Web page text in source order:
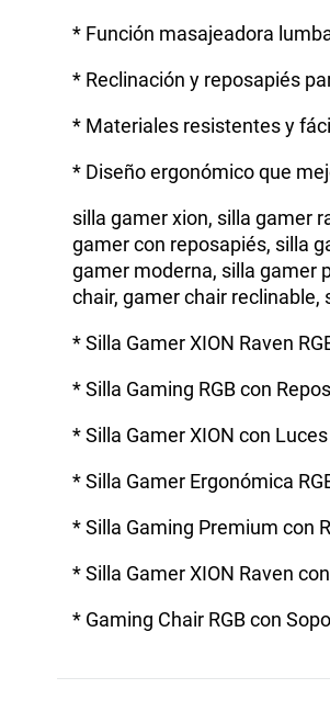
* Función masajeadora
* Reclinación y reposapiés
* Materiales resistentes y
* Diseño ergonómico que
silla gamer xion, silla gamer
gamer con reposapiés, silla
gamer moderna, silla gamer
chair, gamer chair
* Silla Gamer XION Raven
* Silla Gaming RGB con
* Silla Gamer XION con
* Silla Gamer Ergonómica
* Silla Gaming Premium con
* Silla Gamer XION Raven
* Gaming Chair RGB con